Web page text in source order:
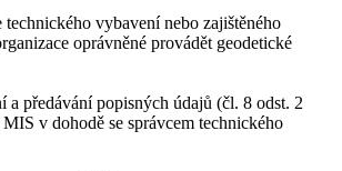
technického vybavení nebo zajištěného
oprávněné provádět geodetické
a předávání popisných údajů (čl. 8 odst. 2
v dohodě se správcem technického